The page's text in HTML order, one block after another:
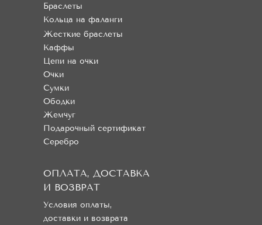
Браслеты
Кольца на фаланги
Условия оплаты,
доставки и возврата
ОПЛАТА, ДОСТАВКА
И ВОЗВРАТ
Жесткие браслеты
Каффы
Цепи на очки
Очки
Сумки
Ободки
Жемчуг
Подарочный сертификат
Серебро